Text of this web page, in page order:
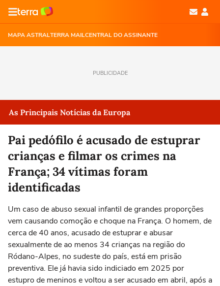
MAPA ASTRALTERRA MAILCENTRAL DO ASSINANTE
PUBLICIDADE
As Principais Notícias da Europa
Pai pedófilo é acusado de estuprar
crianças e filmar os crimes na
França; 34 vítimas foram
identificadas
Um caso de abuso sexual infantil de grandes proporções
vem causando comoção e choque na França. O homem, de
cerca de 40 anos, acusado de estuprar e abusar
sexualmente de ao menos 34 crianças na região do
Ródano-Alpes, no sudeste do país, está em prisão
preventiva. Ele já havia sido indiciado em 2025 por
estupro de meninos e voltou a ser acusado em abril, após a